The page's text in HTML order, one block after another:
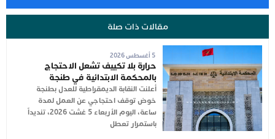
مقالات ذات صلة
5 أغسطس 2026
حرارة بلا تكييف تشعل الاحتجاج
بالمحكمة الابتدائية في طنجة
أعلنت النقابة الديمقراطية للعدل بطنجة
خوض توقف احتجاجي عن العمل لمدة
ساعة، اليوم الأربعاء 5 غشت 2026، تنديداً
باستمرار تعطل